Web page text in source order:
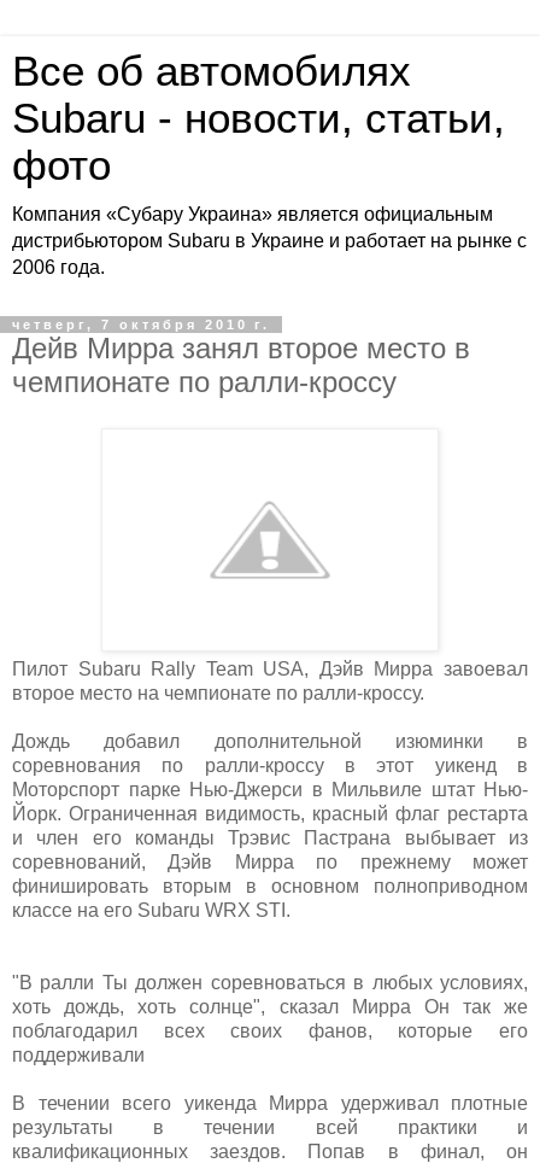
Все об автомобилях
Subaru - новости, статьи,
фото
Компания «Субару Украина» является официальным
дистрибьютором Subaru в Украине и работает на рынке с
2006 года.
четверг, 7 октября 2010 г.
Дейв Мирра занял второе место в
чемпионате по ралли-кроссу
Пилот Subaru Rally Team USA, Дэйв Мирра завоевал
второе место на чемпионате по ралли-кроссу.
Дождь добавил дополнительной изюминки в
соревнования по ралли-кроссу в этот уикенд в
Моторспорт парке Нью-Джерси в Мильвиле штат Нью-
Йорк. Ограниченная видимость, красный флаг рестарта
и член его команды Трэвис Пастрана выбывает из
соревнований, Дэйв Мирра по прежнему может
финишировать вторым в основном полноприводном
классе на его Subaru WRX STI.
"В ралли Ты должен соревноваться в любых условиях,
хоть дождь, хоть солнце", сказал Мирра Он так же
поблагодарил всех своих фанов, которые его
поддерживали
В течении всего уикенда Мирра удерживал плотные
результаты в течении всей практики и
квалификационных заездов. Попав в финал, он